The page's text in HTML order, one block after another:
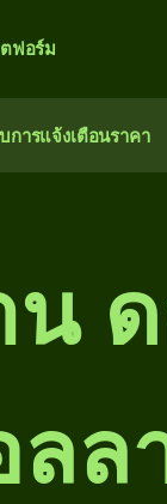
ฟอร์ม
การแจ้งเตือนราคา
ลล